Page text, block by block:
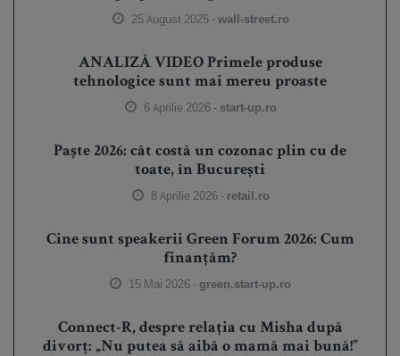
25 August 2025 -wall-street.ro
ANALIZĂ VIDEO Primele produse
tehnologice sunt mai mereu proaste
6 Aprilie 2026 - start-up.ro
Paște 2026: cât costă un cozonac plin cu de
toate, în București
8 Aprilie 2026 - retail.ro
Cine sunt speakerii Green Forum 2026: Cum
finanțăm?
15 Mai 2026 - green.start-up.ro
Connect-R, despre relația cu Misha după
divorț: „Nu putea să aibă o mamă mai bună!”